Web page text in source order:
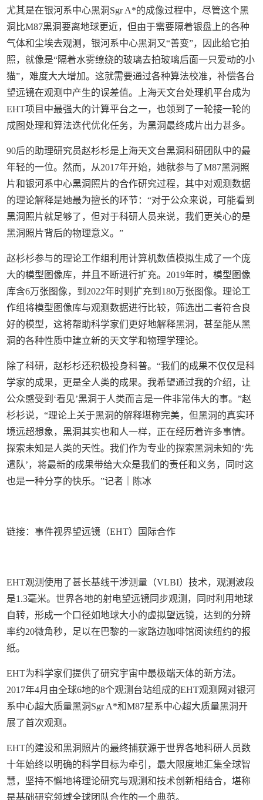
尤其是在银河系中心黑洞Sgr A*的成像过程中，尽管这个黑
洞比M87黑洞要离地球更近，但由于需要隔着银盘上的各种
气体和尘埃去观测，银河系中心黑洞又“善变”，因此给它拍
照，就像是“隔着水雾缭绕的玻璃去拍玻璃后面一只爱动的小
猫”，难度大大增加。这就需要通过各种算法校准，补偿各台
望远镜在观测中产生的误差值。上海天文台处理机平台成为
EHT项目中最强大的计算平台之一，也领到了一轮接一轮的
成图处理和算法迭代优化任务，为黑洞最终成片出力甚多。
90后的助理研究员赵杉杉是上海天文台黑洞科研团队中的最
年轻的一位。然而，从2017年开始，她就参与了M87黑洞照
片和银河系中心黑洞照片的合作研究过程，其中对观测数据
的理论解释是她最为擅长的环节：“对于公众来说，可能看到
黑洞照片就足够了，但对于科研人员来说，我们更关心的是
黑洞照片背后的物理意义。”
赵杉杉参与的理论工作组利用计算机数值模拟生成了一个庞
大的模型图像库，并且不断进行扩充。2019年时，模型图像
库含6万张图像，到2022年时则扩充到180万张图像。理论工
作组将模型图像库与观测数据进行比较，筛选出二者符合良
好的模型，这将帮助科学家们更好地解释黑洞，甚至能从黑
洞的各种性质中建立新的天文学和物理学理论。
除了科研，赵杉杉还积极投身科普。“我们的成果不仅仅是科
学家的成果，更是全人类的成果。我希望通过我的介绍，让
公众感受到‘看见’黑洞于人类而言是一件非常伟大的事。”赵
杉杉说，“理论上关于黑洞的解释堪称完美，但黑洞的真实环
境远超想象，黑洞其实也和人一样，正在经历着许多事情。
探索未知是人类的天性。我们作为专业的探索黑洞未知的‘先
遣队’，将最新的成果带给大众是我们的责任和义务，同时这
也是一种分享的快乐。”记者｜陈冰
链接：事件视界望远镜（EHT）国际合作
EHT观测使用了甚长基线干涉测量（VLBI）技术，观测波段
是1.3毫米。世界各地的射电望远镜同步观测，同时利用地球
自转，形成一个口径如地球大小的虚拟望远镜，达到的分辨
率约20微角秒，足以在巴黎的一家路边咖啡馆阅读纽约的报
纸。
EHT为科学家们提供了研究宇宙中最极端天体的新方法。
2017年4月由全球6地的8个观测台站组成的EHT观测网对银河
系中心超大质量黑洞Sgr A*和M87星系中心超大质量黑洞开
展了首次观测。
EHT的建设和黑洞照片的最终捕获源于世界各地科研人员数
十年始终以明确的科学目标为牵引，最大限度地汇集全球智
慧，坚持不懈地将理论研究与观测和技术创新相结合，堪称
是基础研究领域全球团队合作的一个典范。